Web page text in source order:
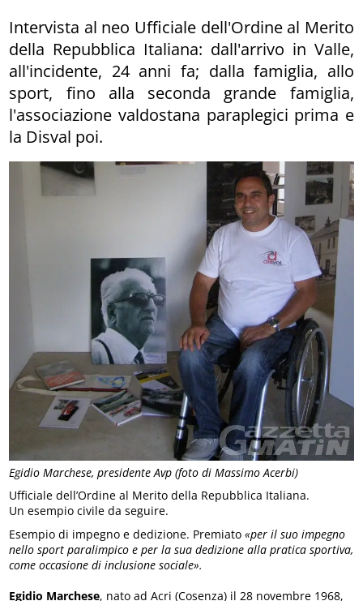
Egidio Marchese, presidente Avp (foto di Massimo Acerbi)
Intervista al neo Ufficiale dell'Ordine al Merito
della Repubblica Italiana: dall'arrivo in Valle,
all'incidente, 24 anni fa; dalla famiglia, allo
sport, fino alla seconda grande famiglia,
l'associazione valdostana paraplegici prima e
la Disval poi.
Ufficiale dell’Ordine al Merito della Repubblica Italiana.
Un esempio civile da seguire.
Esempio di impegno e dedizione. Premiato«per il suo impegno
nello sport paralimpico e per la sua dedizione alla pratica sportiva,
come occasione di inclusione sociale».
Egidio Marchese, nato ad Acri (Cosenza) il 28 novembre 1968,